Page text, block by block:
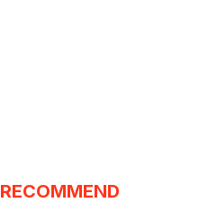
RECOMMEND